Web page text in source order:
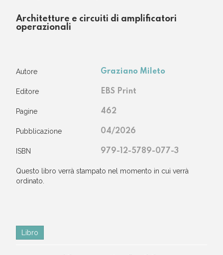
Architetture e circuiti di amplificatori
operazionali
Autore Graziano Mileto
Editore EBS Print
Pagine 462
Pubblicazione 04/2026
ISBN 979-12-5789-077-3
questo libro verrà stampato nel momento in cui verrà
ordinato.
Libro